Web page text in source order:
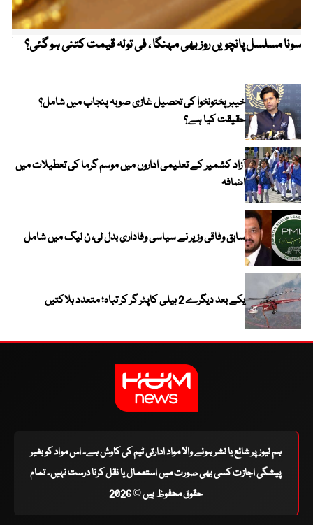
سونا مسلسل پانچویں روز بھی مہنگا ، فی تولہ قیمت کتنی ہو گئی؟
خیبر پختونخوا کی تحصیل غازی صوبہ پنجاب میں شامل؟
حقیقت کیا ہے؟
آزاد کشمیر کے تعلیمی اداروں میں موسم گرما کی تعطیلات میں
اضافہ
سابق وفاقی وزیر نے سیاسی وفاداری بدل لی، ن لیگ میں شامل
یکے بعد دیگرے 2 ہیلی کاپٹر گر کر تباہ؛ متعدد ہلاکتیں
ہم نیوز پر شائع یا نشر ہونے والا مواد ادارتی ٹیم کی کاوش ہے۔ اس مواد کو بغیر
پیشگی اجازت کسی بھی صورت میں استعمال یا نقل کرنا درست نہیں۔ تمام
حقوق محفوظ ہیں © 2026